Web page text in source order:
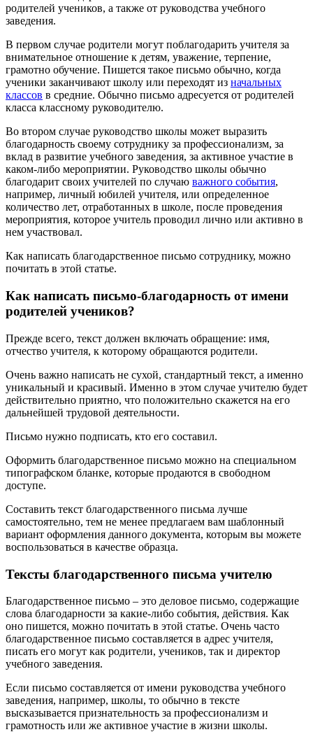
родителей учеников, а также от руководства учебного
заведения.
В первом случае родители могут поблагодарить учителя за
внимательное отношение к детям, уважение, терпение,
грамотно обучение. Пишется такое письмо обычно, когда
ученики заканчивают школу или переходят из начальных
классов в средние. Обычно письмо адресуется от родителей
класса классному руководителю.
Во втором случае руководство школы может выразить
благодарность своему сотруднику за профессионализм, за
вклад в развитие учебного заведения, за активное участие в
каком-либо мероприятии. Руководство школы обычно
благодарит своих учителей по случаю важного события,
например, личный юбилей учителя, или определенное
количество лет, отработанных в школе, после проведения
мероприятия, которое учитель проводил лично или активно в
нем участвовал.
Как написать благодарственное письмо сотруднику, можно
почитать в этой статье.
Как написать письмо-благодарность от имени
родителей учеников?
Прежде всего, текст должен включать обращение: имя,
отчество учителя, к которому обращаются родители.
Очень важно написать не сухой, стандартный текст, а именно
уникальный и красивый. Именно в этом случае учителю будет
действительно приятно, что положительно скажется на его
дальнейшей трудовой деятельности.
Письмо нужно подписать, кто его составил.
Оформить благодарственное письмо можно на специальном
типографском бланке, которые продаются в свободном
доступе.
Составить текст благодарственного письма лучше
самостоятельно, тем не менее предлагаем вам шаблонный
вариант оформления данного документа, которым вы можете
воспользоваться в качестве образца.
Тексты благодарственного письма учителю
Благодарственное письмо – это деловое письмо, содержащие
слова благодарности за какие-либо события, действия. Как
оно пишется, можно почитать в этой статье. Очень часто
благодарственное письмо составляется в адрес учителя,
писать его могут как родители, учеников, так и директор
учебного заведения.
Если письмо составляется от имени руководства учебного
заведения, например, школы, то обычно в тексте
высказывается признательность за профессионализм и
грамотность или же активное участие в жизни школы.